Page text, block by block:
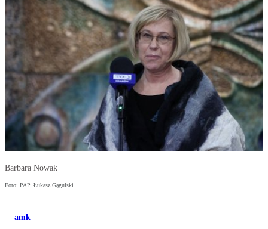
Barbara Nowak
Foto: PAP, Łukasz Gągulski
amk